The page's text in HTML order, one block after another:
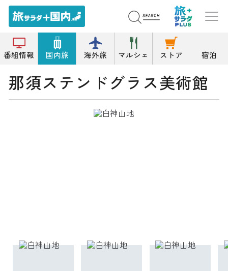
番組情報 国内旅 海外旅 マルシェ ストア 宿泊
トップ 美術館 那須ステンドグラス美術館
那須ステンドグラス美術館